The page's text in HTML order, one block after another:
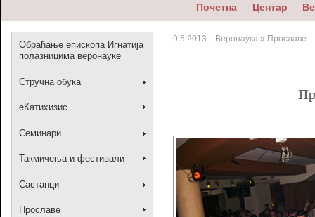
Почетна Центар
Обраћање епископа Игнатија
полазницима веронауке
Стручна обука
еКатихизис
Семинари
Такмичења и фестивали
Састанци
Прославе
9.5.2013. | Веронаука » Прославе